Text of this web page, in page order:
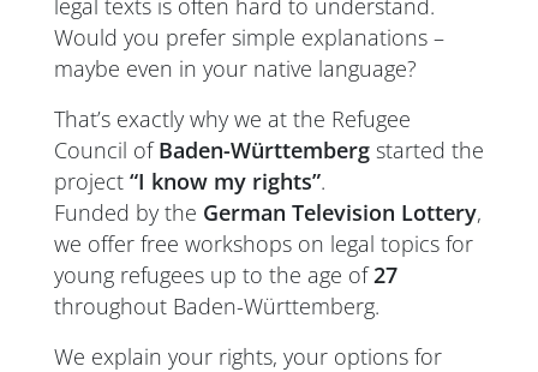
legal texts is often hard to understand.
Would you prefer simple explanations –
maybe even in your native language?
That’s exactly why we at the Refugee
Council ofBaden-Württemberg started the
project “I know my rights”.
Funded by the German Television Lottery,
we offer free workshops on legal topics for
young refugees up to the age of27
throughout Baden-Württemberg.
We explain your rights, your options for